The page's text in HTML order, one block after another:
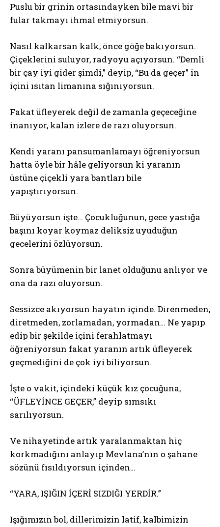
Puslu bir grinin ortasındayken bile mavi bir
fular takmayı ihmal etmiyorsun.
Nasıl kalkarsan kalk, önce göğe bakıyorsun.
Çiçeklerini suluyor, radyoyu açıyorsun. “Demli
bir çay iyi gider şimdi,” deyip, “Bu da geçer” in
içini ısıtan limanına sığınıyorsun.
Fakat üfleyerek değil de zamanla geçeceğine
inanıyor, kalan izlere de razı oluyorsun.
Kendi yaranı pansumanlamayı öğreniyorsun
hatta öyle bir hâle geliyorsun ki yaranın
üstüne çiçekli yara bantları bile
yapıştırıyorsun.
Büyüyorsun işte… Çocukluğunun, gece yastığa
başını koyar koymaz deliksiz uyuduğun
gecelerini özlüyorsun.
Sonra büyümenin bir lanet olduğunu anlıyor ve
ona da razı oluyorsun.
Sessizce akıyorsun hayatın içinde. Direnmeden,
diretmeden, zorlamadan, yormadan… Ne yapıp
edip bir şekilde içini ferahlatmayı
öğreniyorsun fakat yaranın artık üfleyerek
geçmediğini de çok iyi biliyorsun.
İşte o vakit, içindeki küçük kız çocuğuna,
“ÜFLEYİNCE GEÇER,” deyip sımsıkı
sarılıyorsun.
Ve nihayetinde artık yaralanmaktan hiç
korkmadığını anlayıp Mevlana’nın o şahane
sözünü fısıldıyorsun içinden…
“YARA, IŞIĞIN İÇERİ SIZDIĞI YERDİR.”
Işığımızın bol, dillerimizin latif, kalbimizin